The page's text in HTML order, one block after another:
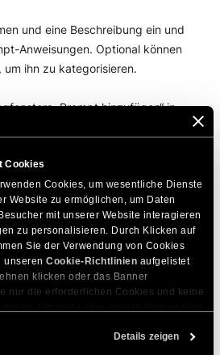
Cookies
Cookies, um wesentliche Dienste
Website zu ermöglichen, um Daten
mit unserer Website interagieren
zu personalisieren. Durch Klicken auf
Sie der Verwendung von Cookies
unseren Cookie-Richtlinien aufgelistet
klicken oder das Banner
nur die erforderlichen Cookies und keine
Cookie-Einstellungen jederzeit im
Details zeigen
und eine Beschreibung ein und
Anweisungen. Optional können
ihn zu kategorisieren.
, um den Prompt in der
der Prompt in der Promptliste
“: